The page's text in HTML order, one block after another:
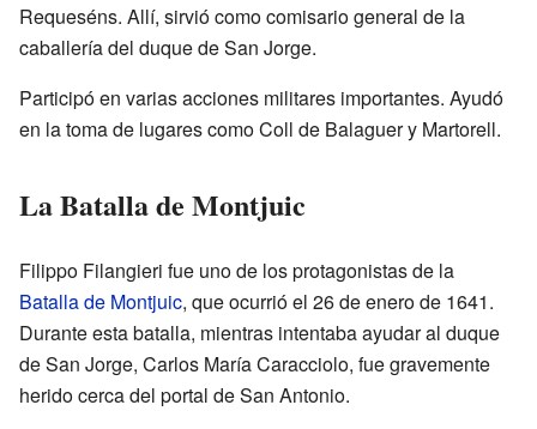
Requeséns. Allí, sirvió como comisario general de la
caballería del duque de San Jorge.
Participó en varias acciones militares importantes. Ayudó
en la toma de lugares como Coll de Balaguer y Martorell.
La Batalla de Montjuic
Filippo Filangieri fue uno de los protagonistas de la
Batalla de Montjuic, que ocurrió el 26 de enero de 1641.
Durante esta batalla, mientras intentaba ayudar al duque
de San Jorge, Carlos María Caracciolo, fue gravemente
herido cerca del portal de San Antonio.